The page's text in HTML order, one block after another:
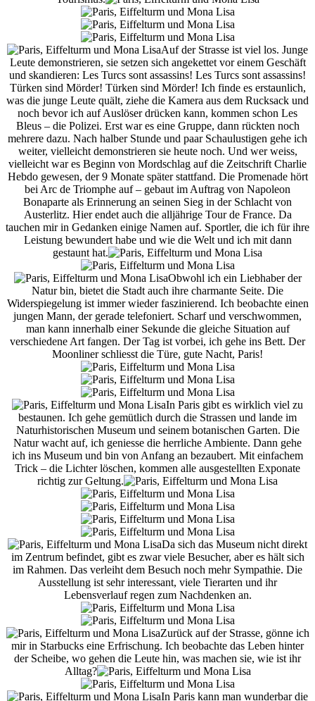
Auf der Strasse ist viel los. Junge
Leute demonstrieren, sie setzen sich angekettet vor einem Geschäft
und skandieren: Les Turcs sont assassins! Les Turcs sont assassins!
Türken sind Mörder! Türken sind Mörder! Ich finde es erstaunlich,
was die junge Leute quält, ziehe die Kamera aus dem Rucksack und
noch bevor ich auf Auslöser drücken kann, kommen schon Les
Bleus – die Polizei. Erst war es eine Gruppe, dann rückten noch
mehrere dazu. Nach halber Stunde und paar Schaulustigen gehe ich
weiter, vielleicht demonstrieren sie heute noch. Und wer weiss,
vielleicht war es Beginn von Mordschlag auf die Zeitschrift Charlie
Hebdo gewesen, der 9 Monate später stattfand. Die Promenade hört
bei Arc de Triomphe auf – gebaut im Auftrag von Napoleon
Bonaparte als Erinnerung an seinen Sieg in der Schlacht von
Austerlitz. Hier endet auch die alljährige Tour de France. Da
tauchen mir in Gedanken einige Namen auf. Sportler, die ich für ihre
Leistung bewundert habe und wie die Welt und ich mit dann
gestaunt hat.
Obwohl ich ein Liebhaber der
Natur bin, bietet die Stadt auch ihre charmante Seite. Die
Widerspiegelung ist immer wieder faszinierend. Ich beobachte einen
jungen Mann, der gerade telefoniert. Scharf und verschwommen,
man kann innerhalb einer Sekunde die gleiche Situation auf
verschiedene Art fangen. Der Tag ist vorbei, ich gehe ins Bett. Der
Moonliner schliesst die Türe, gute Nacht, Paris!
In Paris gibt es wirklich viel zu
bestaunen. Ich gehe gemütlich durch die Strassen und lande im
Naturhistorischen Museum und seinem botanischen Garten. Die
Natur wacht auf, ich geniesse die herrliche Ambiente. Dann gehe
ich ins Museum und bin von Anfang an bezaubert. Mit einfachem
Trick – die Lichter löschen, kommen alle ausgestellten Exponate
richtig zur Geltung.
Da sich das Museum nicht direkt
im Zentrum befindet, gibt es zwar viele Besucher, aber es hält sich
im Rahmen. Das verleiht dem Besuch noch mehr Sympathie. Die
Ausstellung ist sehr interessant, viele Tierarten und ihr
Lebensverlauf regen zum Nachdenken an.
Zurück auf der Strasse, gönne ich
mir in Starbucks eine Erfrischung. Ich beobachte das Leben hinter
der Scheibe, wo gehen die Leute hin, was machen sie, wie ist ihr
Alltag?
In Paris kann man wunderbar die